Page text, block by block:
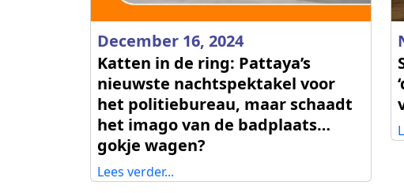
December 16, 2024
Katten in de ring: Pattaya’s
nieuwste nachtspektakel voor
het politiebureau, maar schaadt
het imago van de badplaats…
gokje wagen?
Lees verder...